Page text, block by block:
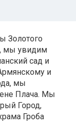
Золотого
мы увидим
сад и
и
мы
Плача. Мы
Город,
Гроба